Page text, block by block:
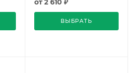
ВЫБРАТЬ